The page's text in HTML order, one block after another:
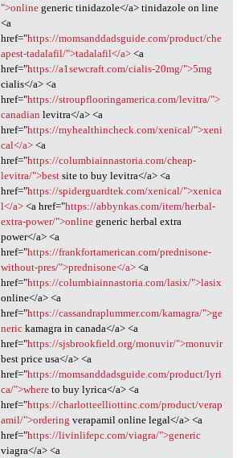
">onlinegeneric tinidazole</a> tinidazole on line
<a
href="https://momsanddadsguide.com/product/che
apest-tadalafil/">tadalafil</a><a
href="https://a1sewcraft.com/cialis-20mg/">5mg
cialis</a> <a
href="https://stroupflooringamerica.com/levitra/">
canadian levitra</a> <a
href="https://myhealthincheck.com/xenical/">xeni
cal</a><a
href="https://columbiainnastoria.com/cheap-
levitra/">bestsite to buy levitra</a> <a
href="https://spiderguardtek.com/xenical/">xenica
l</a><a href="https://abbynkas.com/item/herbal-
extra-power/">onlinegeneric herbal extra
power</a> <a
href="https://frankfortamerican.com/prednisone-
without-pres/">prednisone</a><a
href="https://columbiainnastoria.com/lasix/">lasix
online</a> <a
href="https://cassandraplummer.com/kamagra/">ge
nerickamagra in canada</a> <a
href="https://sjsbrookfield.org/monuvir/">monuvir
best price usa</a> <a
href="https://momsanddadsguide.com/product/lyri
ca/">whereto buy lyrica</a> <a
href="https://charlotteelliottinc.com/product/verap
amil/">ordering verapamil online legal</a> <a
href="https://livinlifepc.com/viagra/">generic
viagra</a> <a